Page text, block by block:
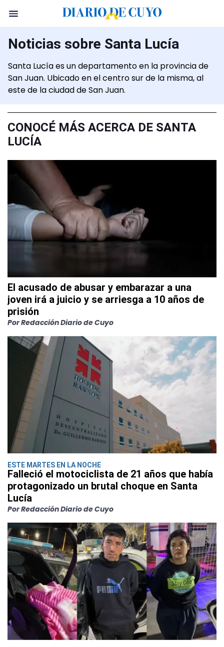
Noticias sobre Santa Lucía
Santa Lucía es un departamento en la provincia de
San Juan. Ubicado en el centro sur de la misma, al
este de la ciudad de San Juan.
CONOCÉ MÁS ACERCA DE SANTA
LUCÍA
El acusado de abusar y embarazar a una
joven irá a juicio y se arriesga a 10 años de
prisión
Por Redacción Diario de Cuyo
ESTE MARTES EN LA NOCHE
Falleció el motociclista de 21 años que había
protagonizado un brutal choque en Santa
Lucía
Por Redacción Diario de Cuyo